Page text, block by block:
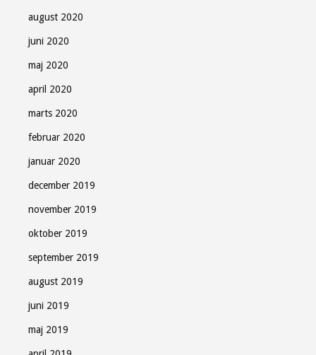
august 2020
juni 2020
maj 2020
april 2020
marts 2020
februar 2020
januar 2020
december 2019
november 2019
oktober 2019
september 2019
august 2019
juni 2019
maj 2019